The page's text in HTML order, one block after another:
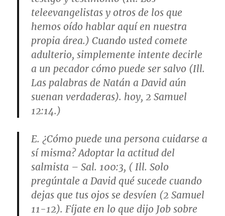
teleevangelistas y otros de los que
hemos oído hablar aquí en nuestra
propia área.) Cuando usted comete
adulterio, simplemente intente decirle
a un pecador cómo puede ser salvo (Ill.
Las palabras de Natán a David aún
suenan verdaderas). hoy, 2 Samuel
12:14.)
E. ¿Cómo puede una persona cuidarse a
sí misma? Adoptar la actitud del
salmista – Sal. 100:3, ( Ill. Solo
pregúntale a David qué sucede cuando
dejas que tus ojos se desvíen (2 Samuel
11-12). Fíjate en lo que dijo Job sobre